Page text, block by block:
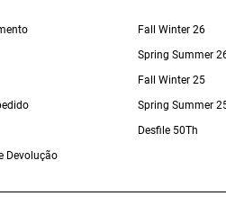
Devolução
Fall Winter 26
Spring Summer
Fall Winter 25
Spring Summer
Desfile 50Th